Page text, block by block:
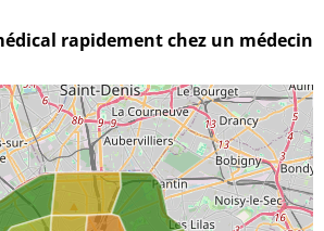
rapidement chez un médecin